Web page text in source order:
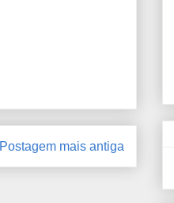
Postagem mais antiga